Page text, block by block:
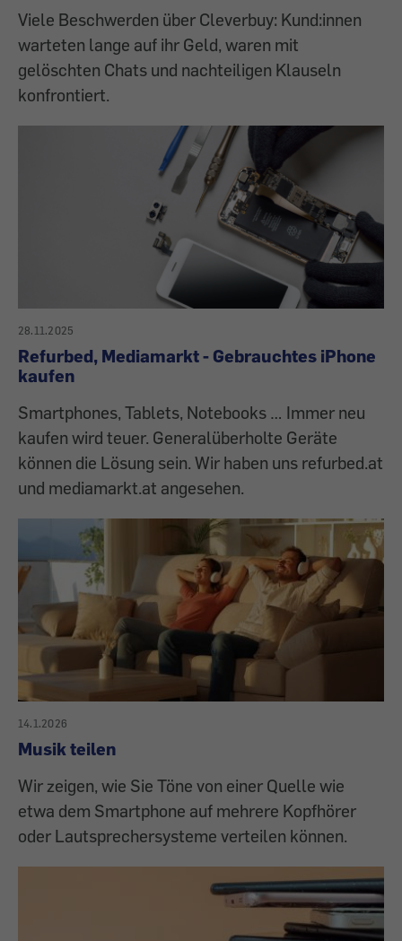
Viele Beschwerden über Cleverbuy: Kund:innen
warteten lange auf ihr Geld, waren mit
gelöschten Chats und nachteiligen Klauseln
konfrontiert.
28.11.2025
Refurbed, Mediamarkt - Gebrauchtes iPhone
kaufen
Smartphones, Tablets, Notebooks … Immer neu
kaufen wird teuer. Generalüberholte Geräte
können die Lösung sein. Wir haben uns refurbed.at
und mediamarkt.at angesehen.
14.1.2026
Musik teilen
Wir zeigen, wie Sie Töne von einer Quelle wie
etwa dem Smartphone auf mehrere Kopfhörer
oder Lautsprechersysteme verteilen können.